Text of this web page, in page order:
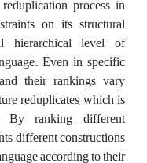
process in
on its structural
hierarchical level of
Even in specific
their rankings vary
reduplicates, which is
By ranking different
different constructions
according to their